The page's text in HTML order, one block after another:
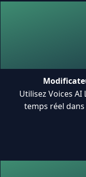
Utilisez Voices
temps réel